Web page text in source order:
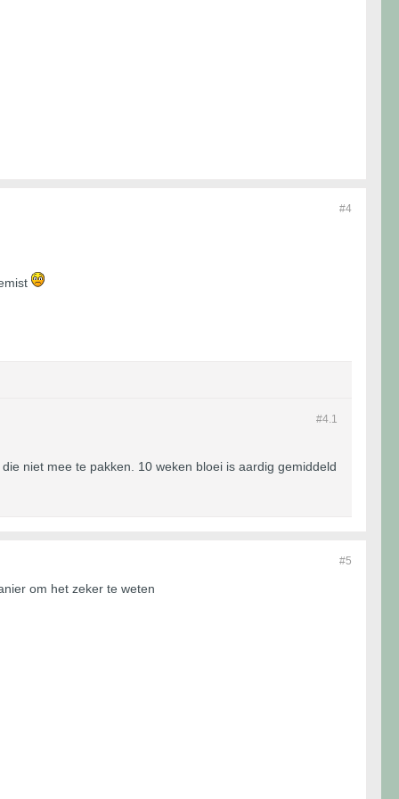
#4
#4.1
niet mee te pakken. 10 weken bloei is aardig gemiddeld
#5
om het zeker te weten